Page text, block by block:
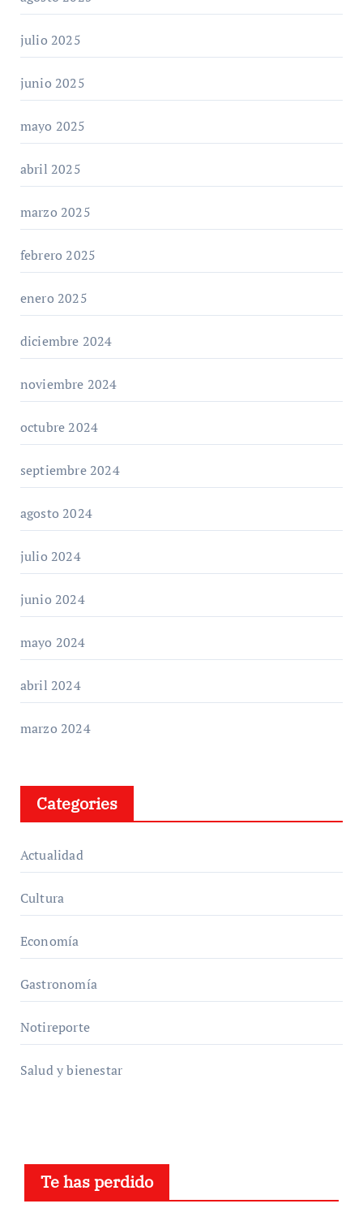
julio 2025
junio 2025
mayo 2025
abril 2025
marzo 2025
febrero 2025
enero 2025
diciembre 2024
noviembre 2024
octubre 2024
septiembre 2024
agosto 2024
julio 2024
junio 2024
mayo 2024
abril 2024
marzo 2024
Categories
Actualidad
Cultura
Economía
Gastronomía
Notireporte
Salud y bienestar
Te has perdido